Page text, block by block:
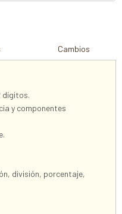
Cambios
dígitos.
y componentes
división, porcentaje,